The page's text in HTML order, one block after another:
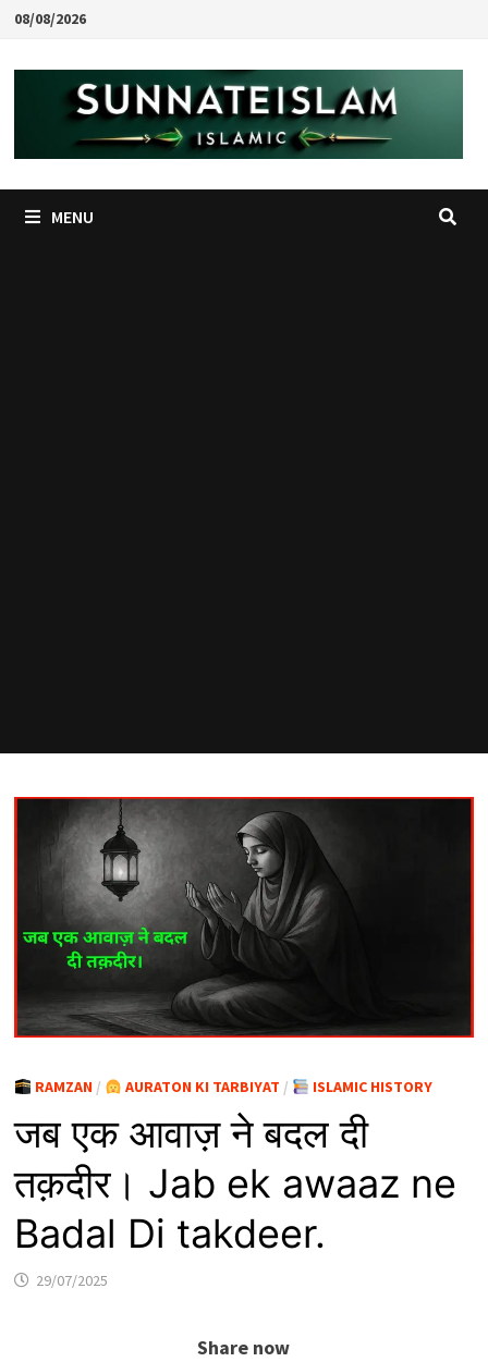
Skip
content
08/08/2026
MENU
RAMZAN/ AURATON KI TARBIYAT / ISLAMIC HISTORY
जब एक आवाज़ ने बदल दी
तक़दीर। Jab ek awaaz ne
Badal Di takdeer.
29/07/2025
Share now